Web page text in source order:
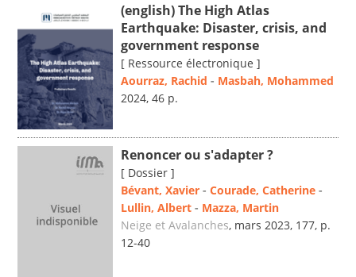
(english) The High Atlas
Earthquake: Disaster, crisis, and
government response
[ Ressource électronique ]
Aourraz, Rachid - Masbah, Mohammed
2024, 46 p.
Renoncer ou s'adapter ?
[ Dossier ]
Bévant, Xavier - Courade, Catherine -
Lullin, Albert - Mazza, Martin
Neige et Avalanches, mars 2023, 177, p.
12-40